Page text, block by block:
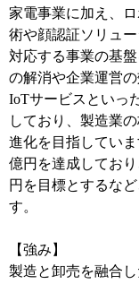
家電事業に加え、
術や顔認証ソリュ
対応する事業の基
の解消や企業運営
IoTサービスといっ
しており、製造業
進化を目指してい
億円を達成してお
円を目標とするな
す。
【強み】
製造と卸売を融合